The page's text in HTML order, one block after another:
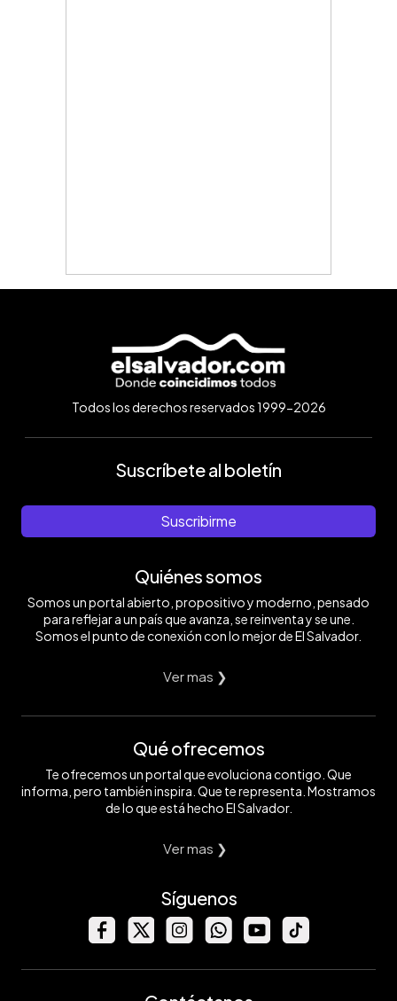
Todos los derechos reservados 1999-2026
Suscríbete al boletín
Suscribirme
Quiénes somos
Somos un portal abierto, propositivo y moderno, pensado
para reflejar a un país que avanza, se reinventa y se une.
Somos el punto de conexión con lo mejor de El Salvador.
Ver mas ❯
Qué ofrecemos
Te ofrecemos un portal que evoluciona contigo. Que
informa, pero también inspira. Que te representa. Mostramos
de lo que está hecho El Salvador.
Ver mas ❯
Síguenos